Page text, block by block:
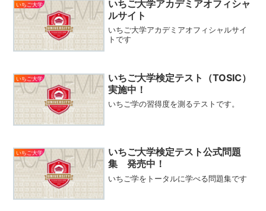
いちご大学
いちご大学アカデミアオフィシャ
ルサイト
いちご大学アカデミアオフィシャルサイ
トです
いちご大学
いちご大学検定テスト（TOSIC）
実施中！
いちご学の習得度を測るテストです。
いちご大学
いちご大学検定テスト公式問題
集 発売中！
いちご学をトータルに学べる問題集です